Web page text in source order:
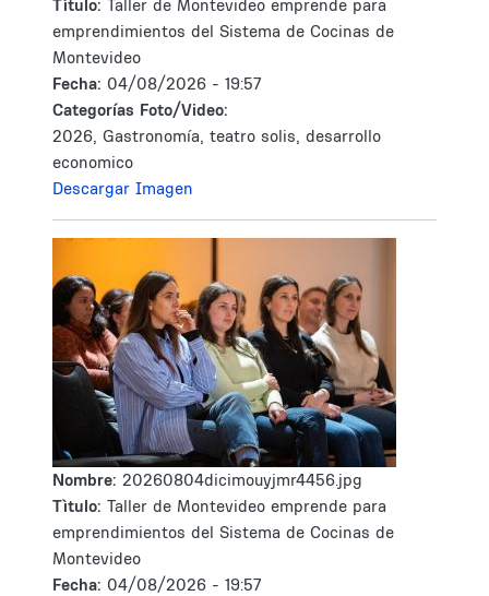
Tìtulo: Taller de Montevideo emprende para
emprendimientos del Sistema de Cocinas de
Montevideo
Fecha: 04/08/2026 - 19:57
Categorías Foto/Video:
2026, Gastronomía, teatro solis, desarrollo
economico
Descargar Imagen
Nombre: 20260804dicimouyjmr4456.jpg
Tìtulo: Taller de Montevideo emprende para
emprendimientos del Sistema de Cocinas de
Montevideo
Fecha: 04/08/2026 - 19:57